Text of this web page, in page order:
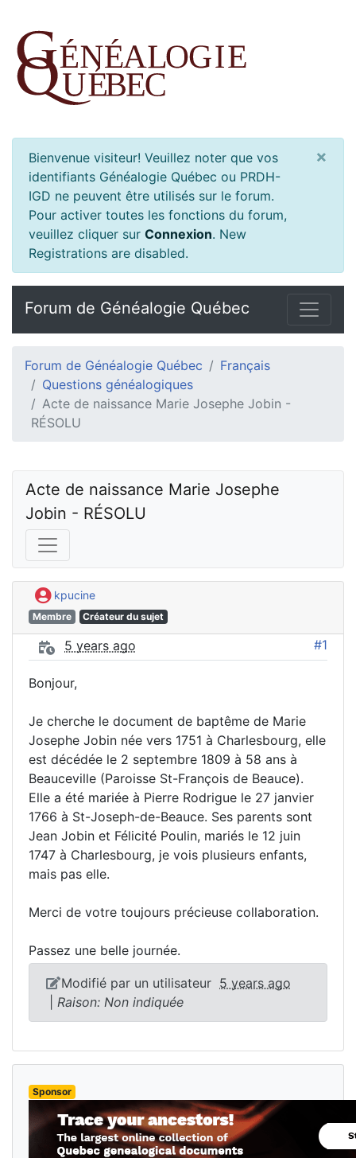
Bienvenue visiteur! Veuillez noter que vos
identifiants Généalogie Québec ou PRDH-
IGD ne peuvent être utilisés sur le forum.
Pour activer toutes les fonctions du forum,
veuillez cliquer sur Connexion. New
Registrations are disabled.
×
Forum de Généalogie Québec
Forum de Généalogie Québec
Français
Questions généalogiques
Acte de naissance Marie Josephe Jobin -
RÉSOLU
Acte de naissance Marie Josephe
Jobin - RÉSOLU
kpucine
Membre Créateur du sujet
5 years ago #1
Bonjour,
Je cherche le document de baptême de Marie
Josephe Jobin née vers 1751 à Charlesbourg, elle
est décédée le 2 septembre 1809 à 58 ans à
Beauceville (Paroisse St-François de Beauce).
Elle a été mariée à Pierre Rodrigue le 27 janvier
1766 à St-Joseph-de-Beauce. Ses parents sont
Jean Jobin et Félicité Poulin, mariés le 12 juin
1747 à Charlesbourg, je vois plusieurs enfants,
mais pas elle.
Merci de votre toujours précieuse collaboration.
Passez une belle journée.
Modifié par un utilisateur 5 years ago
Raison: Non indiquée
Sponsor